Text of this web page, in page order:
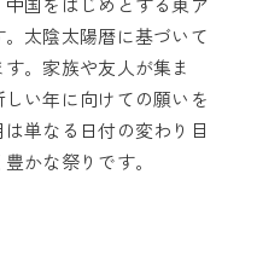
太陰太陽暦に基づいて
。家族や友人が集ま
い年に向けての願いを
単なる日付の変わり目
かな祭りです。